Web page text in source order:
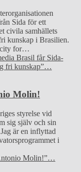
Sida för ett
civila samhällets
kunskap i Brasilien.
for…
Brasil får Sida-
fri kunskap”…
Molin!
styrelse vid
sig själv och sin
är en inflyttad
i
Molin!”…